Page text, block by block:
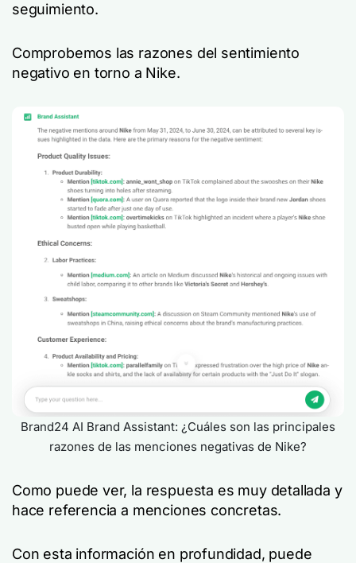
seguimiento.
Comprobemos las razones del sentimiento
negativo en torno a Nike.
Brand24 AI Brand Assistant: ¿Cuáles son las principales
razones de las menciones negativas de Nike?
Como puede ver, la respuesta es muy detallada y
hace referencia a menciones concretas.
Con esta información en profundidad, puede